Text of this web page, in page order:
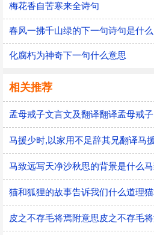
梅花香自苦寒来全诗句
春风一拂千山绿的下一句诗句是什么
化腐朽为神奇下一句什么意思
相关推荐
孟母戒子文言文及翻译翻译孟母戒子
马致远写天净沙秋思的背景是什么
皮之不存毛将焉附意思皮之不存毛